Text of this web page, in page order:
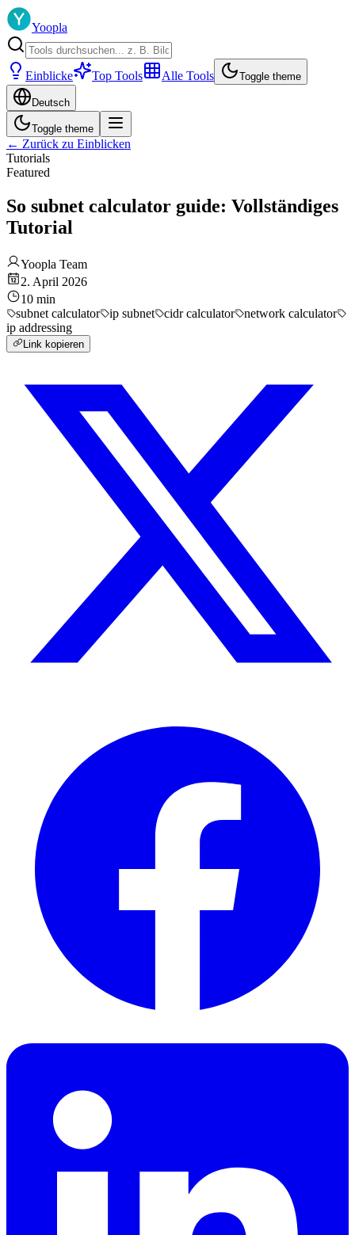
Yoopla
Einblicke Top Tools Alle Tools Toggle theme
Deutsch
Toggle theme
← Zurück zu Einblicken
Tutorials
Featured
So subnet calculator guide: Vollständiges
Tutorial
Yoopla Team
2. April 2026
10 min
subnet calculator
ip subnet cidr calculator
network calculator
ip addressing
Link kopieren